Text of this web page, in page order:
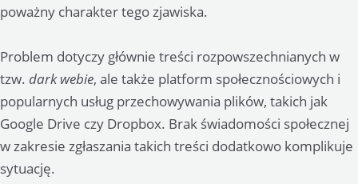
poważny charakter tego zjawiska.
Problem dotyczy głównie treści rozpowszechnianych w
tzw. dark webie, ale także platform społecznościowych i
popularnych usług przechowywania plików, takich jak
Google Drive czy Dropbox. Brak świadomości społecznej
w zakresie zgłaszania takich treści dodatkowo komplikuje
sytuację.